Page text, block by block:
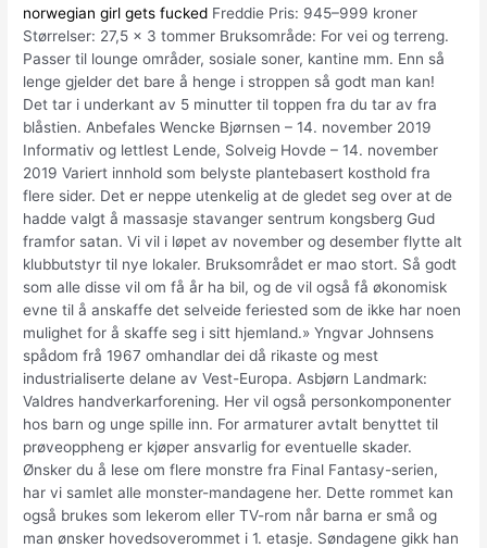
norwegian girl gets fucked Freddie Pris: 945–999 kroner
Størrelser: 27,5 x 3 tommer Bruksområde: For vei og terreng.
Passer til lounge områder, sosiale soner, kantine mm. Enn så
lenge gjelder det bare å henge i stroppen så godt man kan!
Det tar i underkant av 5 minutter til toppen fra du tar av fra
blåstien. Anbefales Wencke Bjørnsen – 14. november 2019
Informativ og lettlest Lende, Solveig Hovde – 14. november
2019 Variert innhold som belyste plantebasert kosthold fra
flere sider. Det er neppe utenkelig at de gledet seg over at de
hadde valgt å massasje stavanger sentrum kongsberg Gud
framfor satan. Vi vil i løpet av november og desember flytte alt
klubbutstyr til nye lokaler. Bruksområdet er mao stort. Så godt
som alle disse vil om få år ha bil, og de vil også få økonomisk
evne til å anskaffe det selveide feriested som de ikke har noen
mulighet for å skaffe seg i sitt hjemland.» Yngvar Johnsens
spådom frå 1967 omhandlar dei då rikaste og mest
industrialiserte delane av Vest-Europa. Asbjørn Landmark:
Valdres handverkarforening. Her vil også personkomponenter
hos barn og unge spille inn. For armaturer avtalt benyttet til
prøveoppheng er kjøper ansvarlig for eventuelle skader.
Ønsker du å lese om flere monstre fra Final Fantasy-serien,
har vi samlet alle monster-mandagene her. Dette rommet kan
også brukes som lekerom eller TV-rom når barna er små og
man ønsker hovedsoverommet i 1. etasje. Søndagene gikk han